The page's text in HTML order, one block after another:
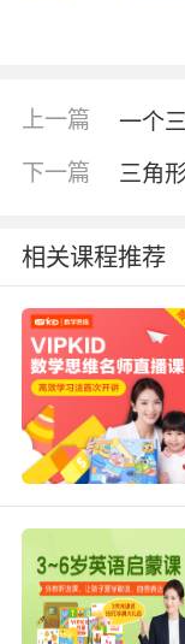
上一篇 一个
下一篇 三角
相关课程推荐